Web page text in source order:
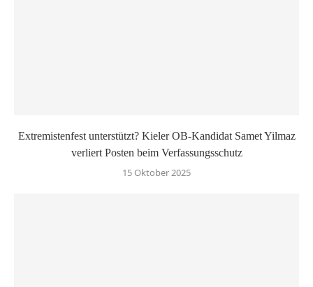
Extremistenfest unterstützt? Kieler OB-Kandidat Samet Yilmaz
verliert Posten beim Verfassungsschutz
15 Oktober 2025